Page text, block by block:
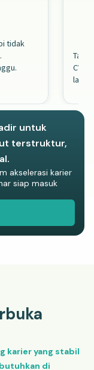
tidak
CV
lamar.
untuk
terstruktur,
akselerasi karier
siap masuk
karier yang stabil
di